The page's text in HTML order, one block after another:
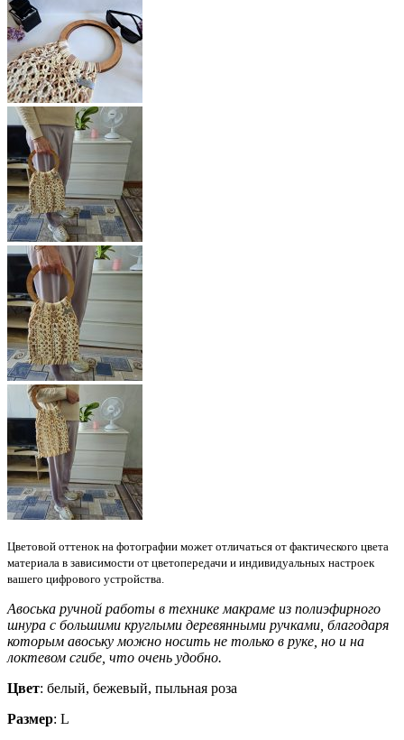
Цветовой оттенок на фотографии может отличаться от фактического цвета
материала в зависимости от цветопередачи и индивидуальных настроек
вашего цифрового устройства.
Авоська ручной работы в технике макраме из полиэфирного
шнура с большими круглыми деревянными ручками, благодаря
которым авоську можно носить не только в руке, но и на
локтевом сгибе, что очень удобно.
Цвет: белый, бежевый, пыльная роза
Размер: L